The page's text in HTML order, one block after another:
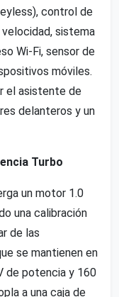
control de
sistema
Wi-Fi, sensor de
móviles.
el asistente de
delanteros y un
Turbo
un motor 1.0
una calibración
de las
se mantienen en
de potencia y 160
a una caja de